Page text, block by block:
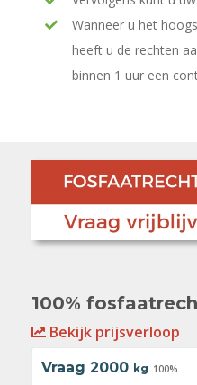
Wanneer u het
heeft u de rechten
binnen 1 uur een
100%
Bekijk prijsverloop
Vraag 2000 kg 100%